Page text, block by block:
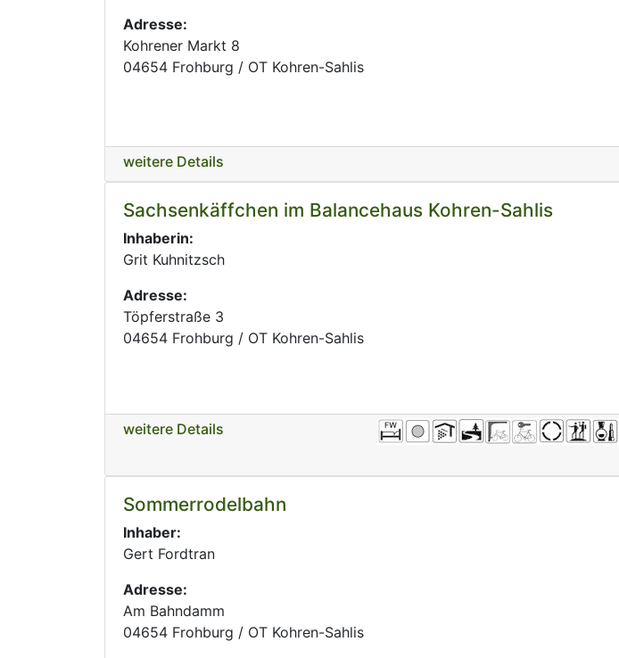
Adresse:
Kohrener Markt 8
04654 Frohburg / OT Kohren-Sahlis
weitere Details
Sachsenkäffchen im Balancehaus Kohren-Sahlis
Inhaberin:
Grit Kuhnitzsch
Adresse:
Töpferstraße 3
04654 Frohburg / OT Kohren-Sahlis
weitere Details
Sommerrodelbahn
Inhaber:
Gert Fordtran
Adresse:
Am Bahndamm
04654 Frohburg / OT Kohren-Sahlis